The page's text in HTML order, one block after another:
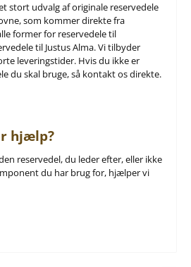
stort udvalg af originale reservedele
som kommer direkte fra
former for reservedele til
til Justus Alma. Vi tilbyder
leveringstider. Hvis du ikke er
du skal bruge, så kontakt os direkte.
hjælp?
reservedel, du leder efter, eller ikke
du har brug for, hjælper vi